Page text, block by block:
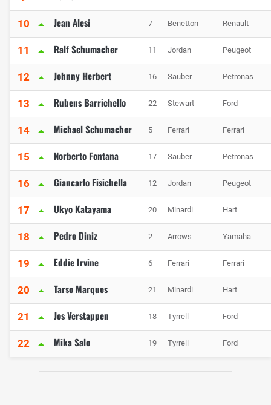
10 Jean Alesi 7 Benetton Renault
11 Ralf Schumacher 11 Jordan Peugeot
12 Johnny Herbert 16 Sauber Petronas
13 Rubens Barrichello 22 Stewart Ford
14 Michael Schumacher 5 Ferrari Ferrari
15 Norberto Fontana 17 Sauber Petronas
16 Giancarlo Fisichella 12 Jordan Peugeot
17 Ukyo Katayama 20 Minardi Hart
18 Pedro Diniz 2 Arrows Yamaha
19 Eddie Irvine 6 Ferrari Ferrari
20 Tarso Marques 21 Minardi Hart
21 Jos Verstappen 18 Tyrrell Ford
22 Mika Salo 19 Tyrrell Ford